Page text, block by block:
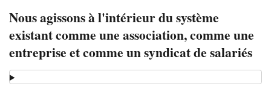
Nous agissons à l'intérieur du système
existant comme une association, comme une
entreprise et comme un syndicat de salariés